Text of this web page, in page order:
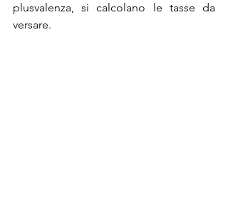
plusvalenza, si calcolano le tasse da
versare.